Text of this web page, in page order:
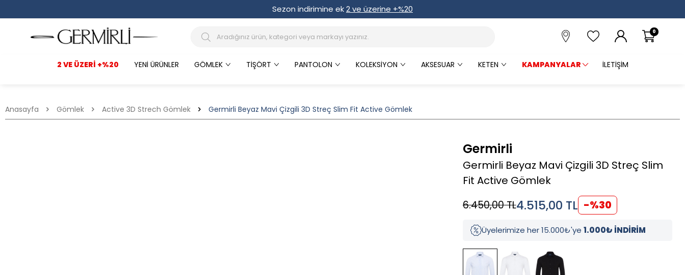
Sezon indirimine ek2 ve üzerine +%20
0
2 VE ÜZERI +%20 YENI ÜRÜNLER GÖMLEK TIŞÖRT PANTOLON KOLEKSIYON AKSESUAR KETEN İLETIŞIM
KAMPANYALAR
Anasayfa Gömlek Active 3D Strech Gömlek Germirli Beyaz Mavi Çizgili 3D Streç Slim Fit Active Gömlek
Germirli
Germirli Beyaz Mavi Çizgili 3D Streç Slim
Fit Active Gömlek
6.450,00TL4.515,00 TL -%30
Üyelerimize her 15.000₺'ye 1.000₺ İNDİRİM